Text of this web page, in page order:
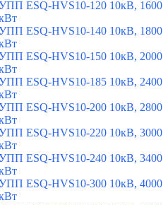
ESQ-HVS10-120 10кВ, 1600
ESQ-HVS10-140 10кВ, 1800
ESQ-HVS10-150 10кВ, 2000
ESQ-HVS10-185 10кВ, 2400
ESQ-HVS10-200 10кВ, 2800
ESQ-HVS10-220 10кВ, 3000
ESQ-HVS10-240 10кВ, 3400
ESQ-HVS10-300 10кВ, 4000